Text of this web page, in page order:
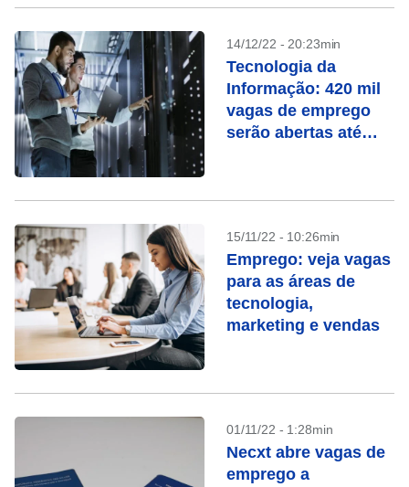
14/12/22 - 20:23min
Tecnologia da
Informação: 420 mil
vagas de emprego
serão abertas até
15/11/22 - 10:26min
Emprego: veja vagas
para as áreas de
tecnologia,
marketing e vendas
01/11/22 - 1:28min
Necxt abre vagas de
emprego a